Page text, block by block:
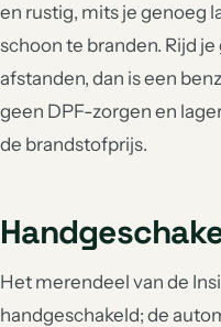
en rustig, mits je genoeg
schoon te branden. Rijd
afstanden, dan is een
geen DPF-zorgen en
de brandstofprijs.
Het merendeel van de
handgeschakeld; de